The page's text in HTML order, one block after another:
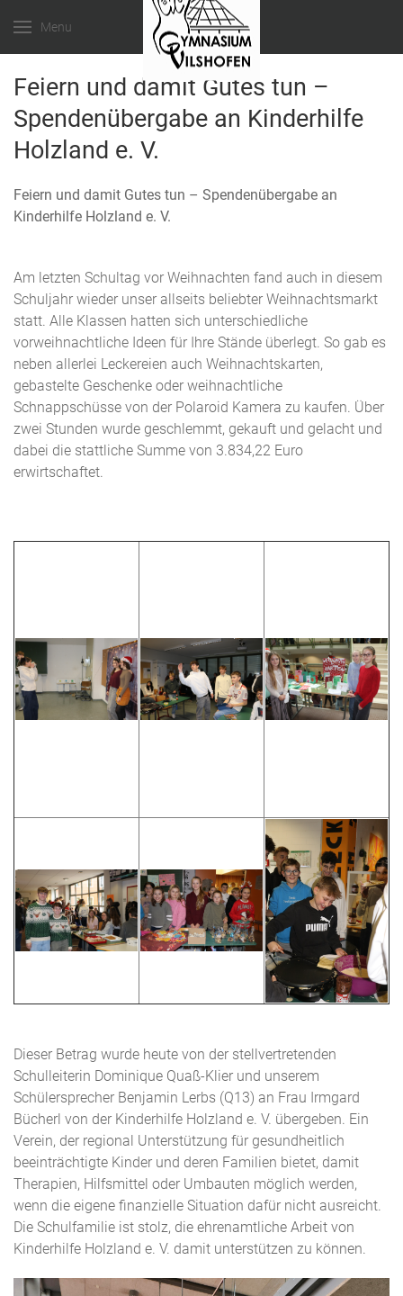
Menu
Feiern und damit Gutes tun –
Spendenübergabe an Kinderhilfe
Holzland e. V.
Feiern und damit Gutes tun – Spendenübergabe an
Kinderhilfe Holzland e. V.
Am letzten Schultag vor Weihnachten fand auch in diesem
Schuljahr wieder unser allseits beliebter Weihnachtsmarkt
statt. Alle Klassen hatten sich unterschiedliche
vorweihnachtliche Ideen für Ihre Stände überlegt. So gab es
neben allerlei Leckereien auch Weihnachtskarten,
gebastelte Geschenke oder weihnachtliche
Schnappschüsse von der Polaroid Kamera zu kaufen. Über
zwei Stunden wurde geschlemmt, gekauft und gelacht und
dabei die stattliche Summe von 3.834,22 Euro
erwirtschaftet.
Dieser Betrag wurde heute von der stellvertretenden
Schulleiterin Dominique Quaß-Klier und unserem
Schülersprecher Benjamin Lerbs (Q13) an Frau Irmgard
Bücherl von der Kinderhilfe Holzland e. V. übergeben. Ein
Verein, der regional Unterstützung für gesundheitlich
beeinträchtigte Kinder und deren Familien bietet, damit
Therapien, Hilfsmittel oder Umbauten möglich werden,
wenn die eigene finanzielle Situation dafür nicht ausreicht.
Die Schulfamilie ist stolz, die ehrenamtliche Arbeit von
Kinderhilfe Holzland e. V. damit unterstützen zu können.